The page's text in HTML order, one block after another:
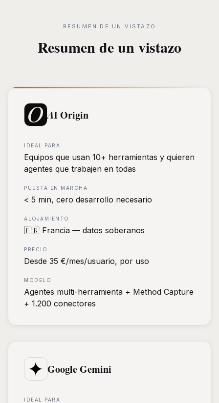
RESUMEN DE UN VISTAZO
Resumen de un vistazo
AI Origin
IDEAL PARA
Equipos que usan 10+ herramientas y quieren
agentes que trabajen en todas
PUESTA EN MARCHA
< 5 min, cero desarrollo necesario
ALOJAMIENTO
🇫🇷 Francia — datos soberanos
PRECIO
Desde 35 €/mes/usuario, por uso
MODELO
Agentes multi-herramienta + Method Capture
+ 1.200 conectores
Google Gemini
IDEAL PARA